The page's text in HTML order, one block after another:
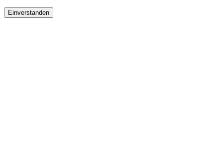
Einverstanden